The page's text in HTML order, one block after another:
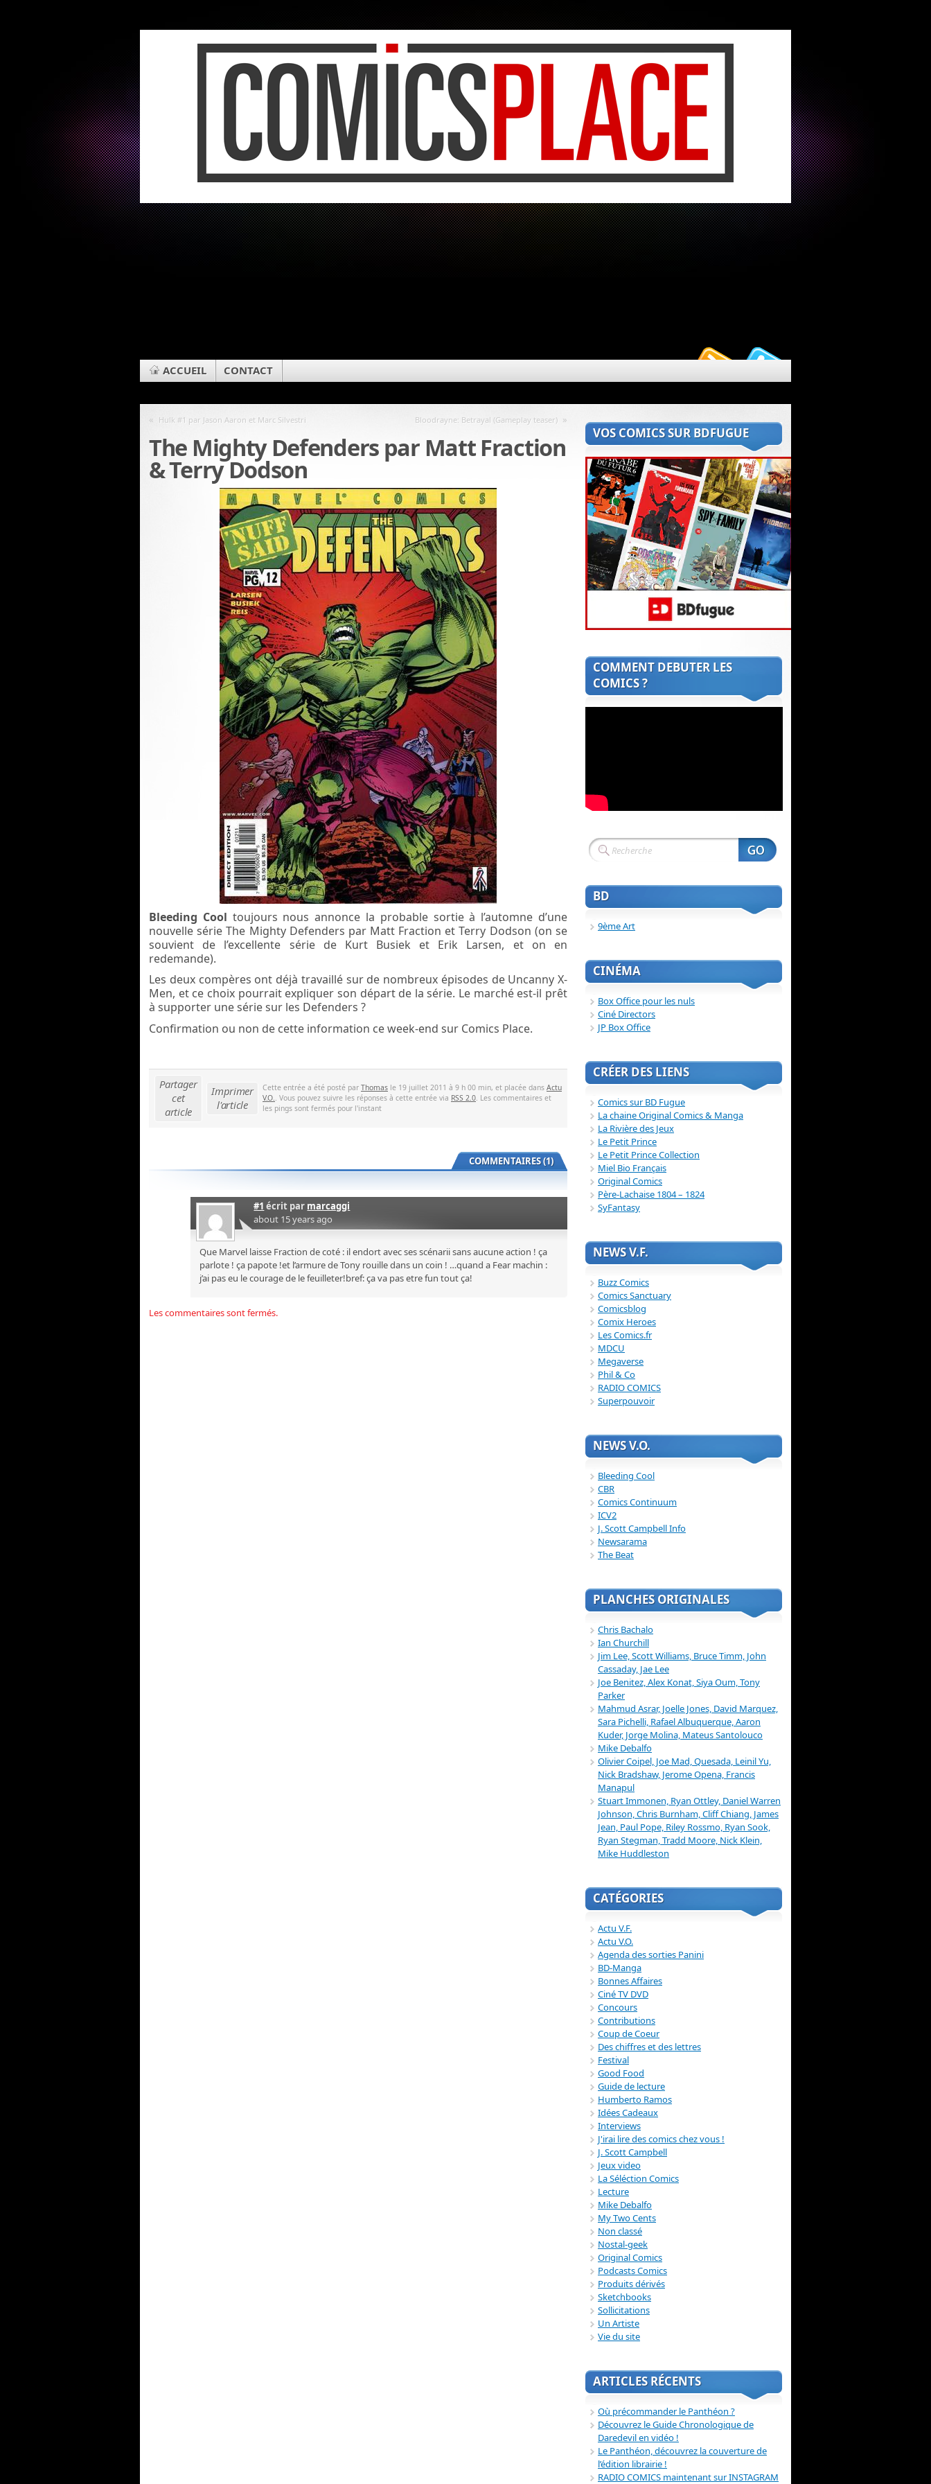
ACCUEIL CONTACT
« Hulk #1 par Jason Aaron et Marc Silvestri Bloodrayne: Betrayal (Gameplay teaser) »
The Mighty Defenders par Matt Fraction
& Terry Dodson
Bleeding Cool toujours nous annonce la probable sortie à l’automne d’une
nouvelle série The Mighty Defenders par Matt Fraction et Terry Dodson (on se
souvient de l’excellente série de Kurt Busiek et Erik Larsen, et on en
redemande).
Les deux compères ont déjà travaillé sur de nombreux épisodes de Uncanny X-
Men, et ce choix pourrait expliquer son départ de la série. Le marché est-il prêt
à supporter une série sur les Defenders ?
Confirmation ou non de cette information ce week-end sur Comics Place.
Partager
cet
article
Imprimer
l'article
Cette entrée a été posté par Thomas le 19 juillet 2011 à 9 h 00 min, et placée dans Actu
V.O.. Vous pouvez suivre les réponses à cette entrée via RSS 2.0. Les commentaires et
les pings sont fermés pour l'instant
COMMENTAIRES (1)
#1 écrit par marcaggi
about 15 years ago
Que Marvel laisse Fraction de coté : il endort avec ses scénarii sans aucune action ! ça
parlote ! ça papote !et l’armure de Tony rouille dans un coin ! …quand a Fear machin :
j’ai pas eu le courage de le feuilleter!bref: ça va pas etre fun tout ça!
Les commentaires sont fermés.
VOS COMICS SUR BDFUGUE
COMMENT DEBUTER LES
COMICS ?
BD
9ème Art
CINÉMA
Box Office pour les nuls
Ciné Directors
JP Box Office
CRÉER DES LIENS
Comics sur BD Fugue
La chaine Original Comics & Manga
La Rivière des Jeux
Le Petit Prince
Le Petit Prince Collection
Miel Bio Français
Original Comics
Père-Lachaise 1804 – 1824
SyFantasy
NEWS V.F.
Buzz Comics
Comics Sanctuary
Comicsblog
Comix Heroes
Les Comics.fr
MDCU
Megaverse
Phil & Co
RADIO COMICS
Superpouvoir
NEWS V.O.
Bleeding Cool
CBR
Comics Continuum
ICV2
J. Scott Campbell Info
Newsarama
The Beat
PLANCHES ORIGINALES
Chris Bachalo
Ian Churchill
Jim Lee, Scott Williams, Bruce Timm, John
Cassaday, Jae Lee
Joe Benitez, Alex Konat, Siya Oum, Tony
Parker
Mahmud Asrar, Joelle Jones, David Marquez,
Sara Pichelli, Rafael Albuquerque, Aaron
Kuder, Jorge Molina, Mateus Santolouco
Mike Debalfo
Olivier Coipel, Joe Mad, Quesada, Leinil Yu,
Nick Bradshaw, Jerome Opena, Francis
Manapul
Stuart Immonen, Ryan Ottley, Daniel Warren
Johnson, Chris Burnham, Cliff Chiang, James
Jean, Paul Pope, Riley Rossmo, Ryan Sook,
Ryan Stegman, Tradd Moore, Nick Klein,
Mike Huddleston
CATÉGORIES
Actu V.F.
Actu V.O.
Agenda des sorties Panini
BD-Manga
Bonnes Affaires
Ciné TV DVD
Concours
Contributions
Coup de Coeur
Des chiffres et des lettres
Festival
Good Food
Guide de lecture
Humberto Ramos
Idées Cadeaux
Interviews
J'irai lire des comics chez vous !
J. Scott Campbell
Jeux video
La Séléction Comics
Lecture
Mike Debalfo
My Two Cents
Non classé
Nostal-geek
Original Comics
Podcasts Comics
Produits dérivés
Sketchbooks
Sollicitations
Un Artiste
Vie du site
ARTICLES RÉCENTS
Où précommander le Panthéon ?
Découvrez le Guide Chronologique de
Daredevil en vidéo !
Le Panthéon, découvrez la couverture de
l’édition librairie !
RADIO COMICS maintenant sur INSTAGRAM